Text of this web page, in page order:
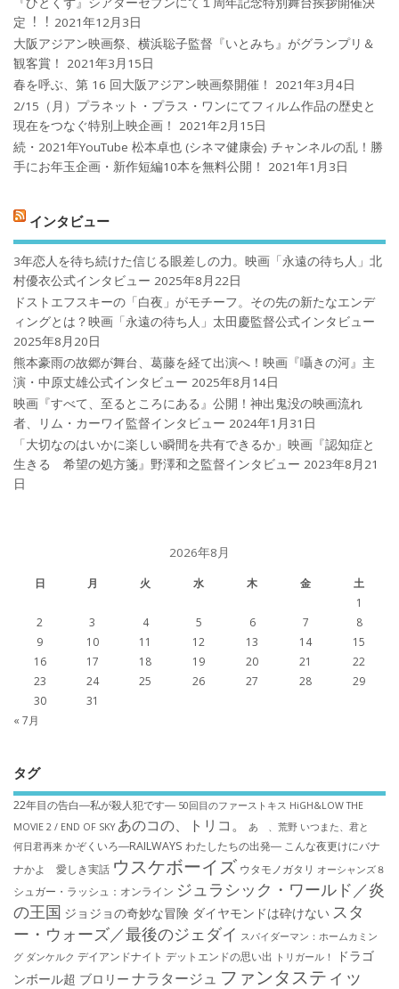
定︕︕ 2021年12月3日
大阪アジアン映画祭、横浜聡子監督『いとみち』がグランプリ＆
観客賞！
2021年3月15日
春を呼ぶ、第 16 回大阪アジアン映画祭開催！
2021年3月4日
2/15（月）プラネット・プラス・ワンにてフィルム作品の歴史と
現在をつなぐ特別上映企画！
2021年2月15日
続・2021年YouTube 松本卓也 (シネマ健康会) チャンネルの乱！勝
手にお年玉企画・新作短編10本を無料公開！
2021年1月3日
インタビュー
3年恋人を待ち続けた信じる眼差しの力。映画「永遠の待ち人」北
村優衣公式インタビュー 2025年8月22日
ドストエフスキーの「白夜」がモチーフ。その先の新たなエンデ
ィングとは？映画「永遠の待ち人」太田慶監督公式インタビュー
2025年8月20日
熊本豪雨の故郷が舞台、葛藤を経て出演へ！映画『囁きの河』主
演・中原丈雄公式インタビュー 2025年8月14日
映画『すべて、至るところにある』公開！神出鬼没の映画流れ
者、リム・カーワイ監督インタビュー 2024年1月31日
「大切なのはいかに楽しい瞬間を共有できるか」映画『認知症と
生きる 希望の処方箋』野澤和之監督インタビュー 2023年8月21
日
2026年8月
日 月 火 水 木 金
土
1
2
3 4 5 6 7
8
9
10 11 12 13 14
15
16
17 18 19 20 21
22
23
24 25 26 27 28
29
30
31
« 7月
タグ
22年目の告白―私が殺人犯です― 50回目のファーストキス HiGH&LOW THE
MOVIE 2 / END OF SKY あのコの、トリコ。 あゝ、荒野 いつまた、君と
何日君再来 かぞくいろ―RAILWAYS わたしたちの出発― こんな夜更けにバナ
ナかよ 愛しき実話 ウスケボーイズ ウタモノガタリ オーシャンズ８
シュガー・ラッシュ：オ​ンライン ジュラシック・ワールド／炎
の王国 ジョジョの奇妙な冒険 ダイヤモンドは砕けない スタ
ー・ウォーズ／最後のジェダイ スパイダーマン：ホームカミン
グ ダンケルク デイアンドナイト デットエンドの思い出 トリガール！
ドラゴ
ンボール超 ブロリー ナラタージュ ファンタスティッ